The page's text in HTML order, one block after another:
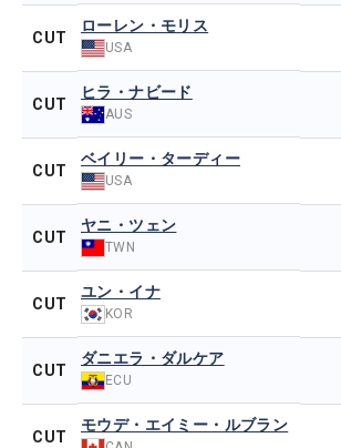
CUT
ローレン・モリス
USA
CUT
ヒラ・ナビード
AUS
CUT
ベイリー・ターディー
USA
CUT
ヤニ・ツェン
TWN
CUT
ユン・イナ
KOR
CUT
ダニエラ・ダルケア
ECU
CUT
モウデ・エイミー・ルブラン